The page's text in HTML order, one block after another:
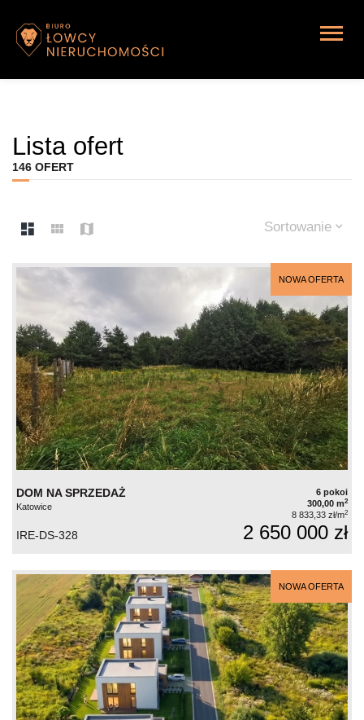
Lista ofert
146 OFERT
Sortowanie
NOWA OFERTA
DOM NA SPRZEDAŻ
Katowice
6 pokoi
300,00 m2
8 833,33 zł/m2
IRE-DS-328 2 650 000 zł
NOWA OFERTA